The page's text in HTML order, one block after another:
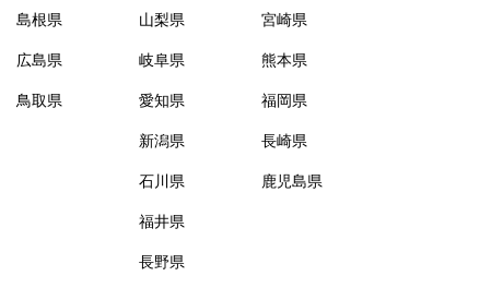
島根県
広島県
鳥取県
山梨県
岐阜県
愛知県
新潟県
石川県
福井県
長野県
宮崎県
熊本県
福岡県
長崎県
鹿児島県